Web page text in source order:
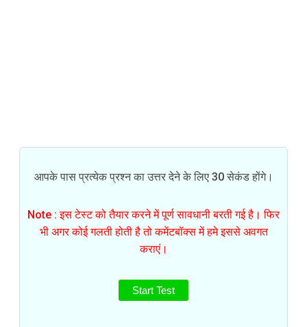
आपके पास प्रत्येक प्रश्न का उत्तर देने के लिए 30 सेकंड होंगे।
Note : इस टेस्ट को तैयार करने में पूर्ण सावधानी बरती गई है। फिर
भी अगर कोई गलती होती है तो कमेंटबॉक्स में हमे इससे अवगत
कराएं।
Start Test